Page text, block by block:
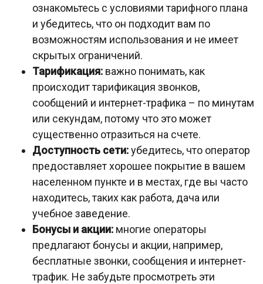
ознакомьтесь с условиями тарифного плана
и убедитесь, что он подходит вам по
возможностям использования и не имеет
скрытых ограничений.
Тарификация: важно понимать, как
происходит тарификация звонков,
сообщений и интернет-трафика – по минутам
или секундам, потому что это может
существенно отразиться на счете.
Доступность сети:убедитесь, что оператор
предоставляет хорошее покрытие в вашем
населенном пункте и в местах, где вы часто
находитесь, таких как работа, дача или
учебное заведение.
Бонусы и акции: многие операторы
предлагают бонусы и акции, например,
бесплатные звонки, сообщения и интернет-
трафик. Не забудьте просмотреть эти